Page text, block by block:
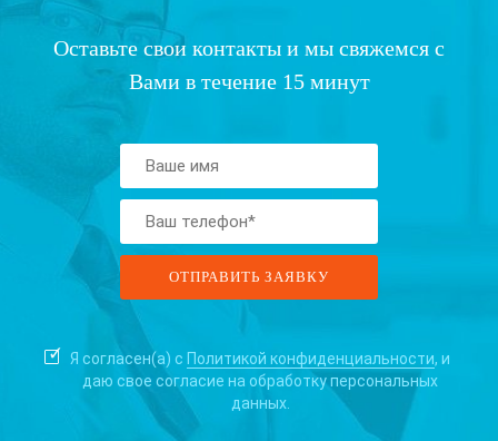
Оставьте свои контакты и мы свяжемся с
Вами в течение 15 минут
Я согласен(а) с Политикой конфиденциальности, и
даю свое согласие на обработку персональных
данных.